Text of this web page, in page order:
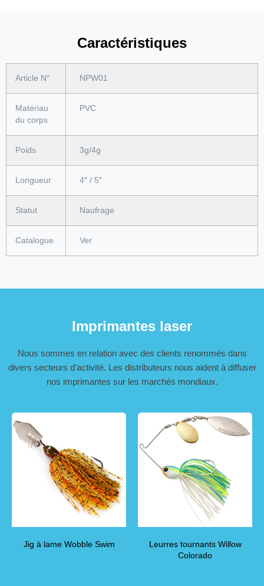
Caractéristiques
Article N° NPW01
Matériau
du corps
PVC
Poids 3g/4g
Longueur 4″ / 5″
Statut Naufrage
Catalogue Ver
Imprimantes laser
Nous sommes en relation avec des clients renommés dans
divers secteurs d'activité. Les distributeurs nous aident à diffuser
nos imprimantes sur les marchés mondiaux.
Jig à lame Wobble Swim
Leurres tournants Willow
Colorado